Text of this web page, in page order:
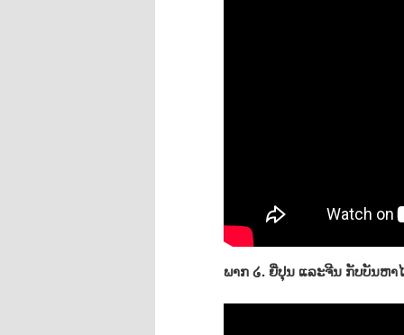
ພາກ ໒. ຍີ່ປຸນ ແລະຈີນ ກັບບັນຫາ